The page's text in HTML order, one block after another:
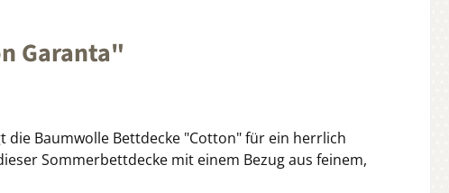
Garanta"
die Baumwolle Bettdecke "Cotton" für ein herrlich
Sommerbettdecke mit einem Bezug aus feinem,